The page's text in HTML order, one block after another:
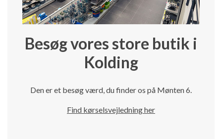
Besøg vores store butik i
Kolding
Den er et besøg værd, du finder os på Mønten 6.
Find kørselsvejledning her